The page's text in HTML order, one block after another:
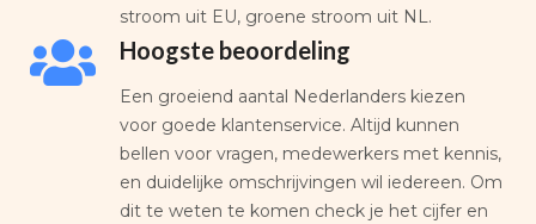
stroom uit EU, groene stroom uit NL.
Hoogste beoordeling
Een groeiend aantal Nederlanders kiezen
voor goede klantenservice. Altijd kunnen
bellen voor vragen, medewerkers met kennis,
en duidelijke omschrijvingen wil iedereen. Om
dit te weten te komen check je het cijfer en